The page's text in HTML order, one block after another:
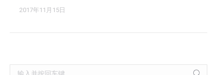
2017年11月15日
Search: